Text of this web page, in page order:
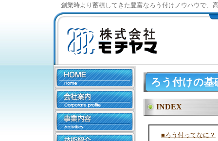
創業時より蓄積してきた豊富なろう付けノウハウで、
ろう付けの基
INDEX
■ろう付ってなに？